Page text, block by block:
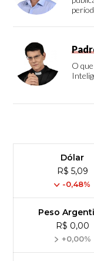
O
Dólar
R$ 5,09
-0,48%
Peso
R$ 0,00
+0,00%